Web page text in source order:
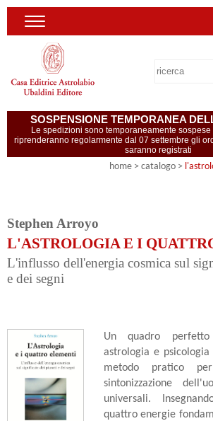
SOSPENSIONE TEMPORANEA
Le spedizioni sono temporaneamente
riprenderanno regolarmente dal 07 settembre gli
saranno registrati
home > catalogo >
Stephen Arroyo
L'ASTROLOGIA E I
L'influsso dell'energia cosmica sul
e dei segni
Un quadro
astrologia e
metodo pratico
sintonizzazione
universali.
quattro energie